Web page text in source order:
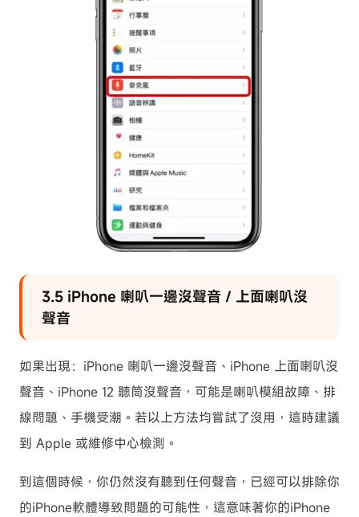
3.5 iPhone 喇叭一邊沒聲音 / 上面喇叭沒
聲音
如果出現：iPhone 喇叭一邊沒聲音、iPhone 上面喇叭沒
聲音、iPhone 12 聽筒沒聲音，可能是喇叭模組故障、排
線問題、手機受潮。若以上方法均嘗試了沒用，這時建議
到 Apple 或維修中心檢測。
到這個時候，你仍然沒有聽到任何聲音，已經可以排除你
的iPhone軟體導致問題的可能性，這意味著你的iPhone